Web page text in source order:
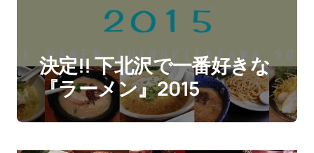
決定!! 下北沢で一番好きな
『ラーメン』2015